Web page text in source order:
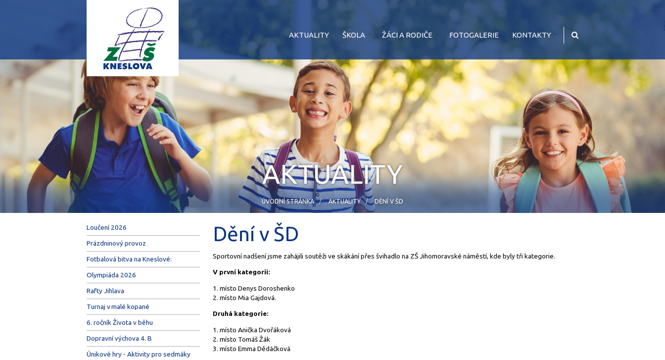
AKTUALITY ŠKOLA ŽÁCI A RODIČE FOTOGALERIE KONTAKTY
AKTUALITY
ÚVODNÍ STRÁNKA AKTUALITY DĚNÍ V ŠD
Loučení 2026
Prázdninový provoz
Fotbalová bitva na Kneslové:
Olympiáda 2026
Rafty Jihlava
Turnaj v malé kopané
6. ročník Života v běhu
Dopravní výchova 4. B
Únikové hry - Aktivity pro sedmáky
Dění v ŠD
Sportovní nadšení jsme zahájili soutěži ve skákání přes švihadlo na ZŠ Jihomoravské náměstí, kde byly tři kategorie.
V první kategorii:
1. místo Denys Doroshenko
2. místo Mia Gajdová.
Druhá kategorie:
1. místo Anička Dvořáková
2. místo Tomáš Žák
3. místo Emma Dědáčková